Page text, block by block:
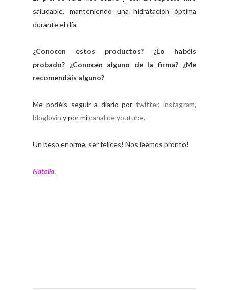
saludable, manteniendo una hidratación óptima
durante el día.
¿Conocen estos productos? ¿Lo habéis
probado? ¿Conocen alguno de la firma? ¿Me
recomendáis alguno?
Me podéis seguir a diario por twitter,instagram,
bloglovin y por micanal de youtube.
Un beso enorme, ser felices! Nos leemos pronto!
Natalia.